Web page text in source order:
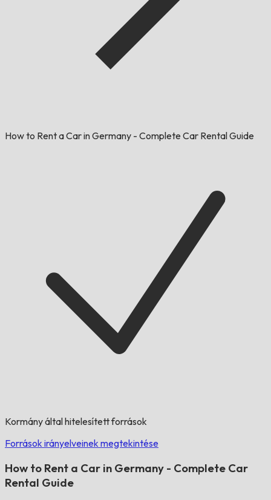
How to Rent a Car in Germany - Complete Car Rental Guide
Kormány által hitelesített források
Források irányelveinek megtekintése
How to Rent a Car in Germany - Complete Car
Rental Guide